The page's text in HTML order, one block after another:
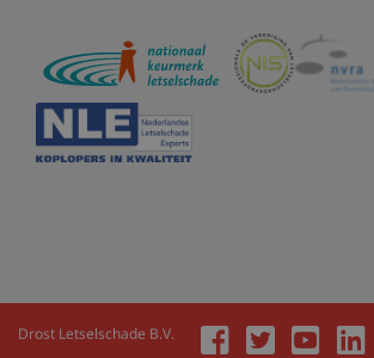
Drost Letselschade B.V.